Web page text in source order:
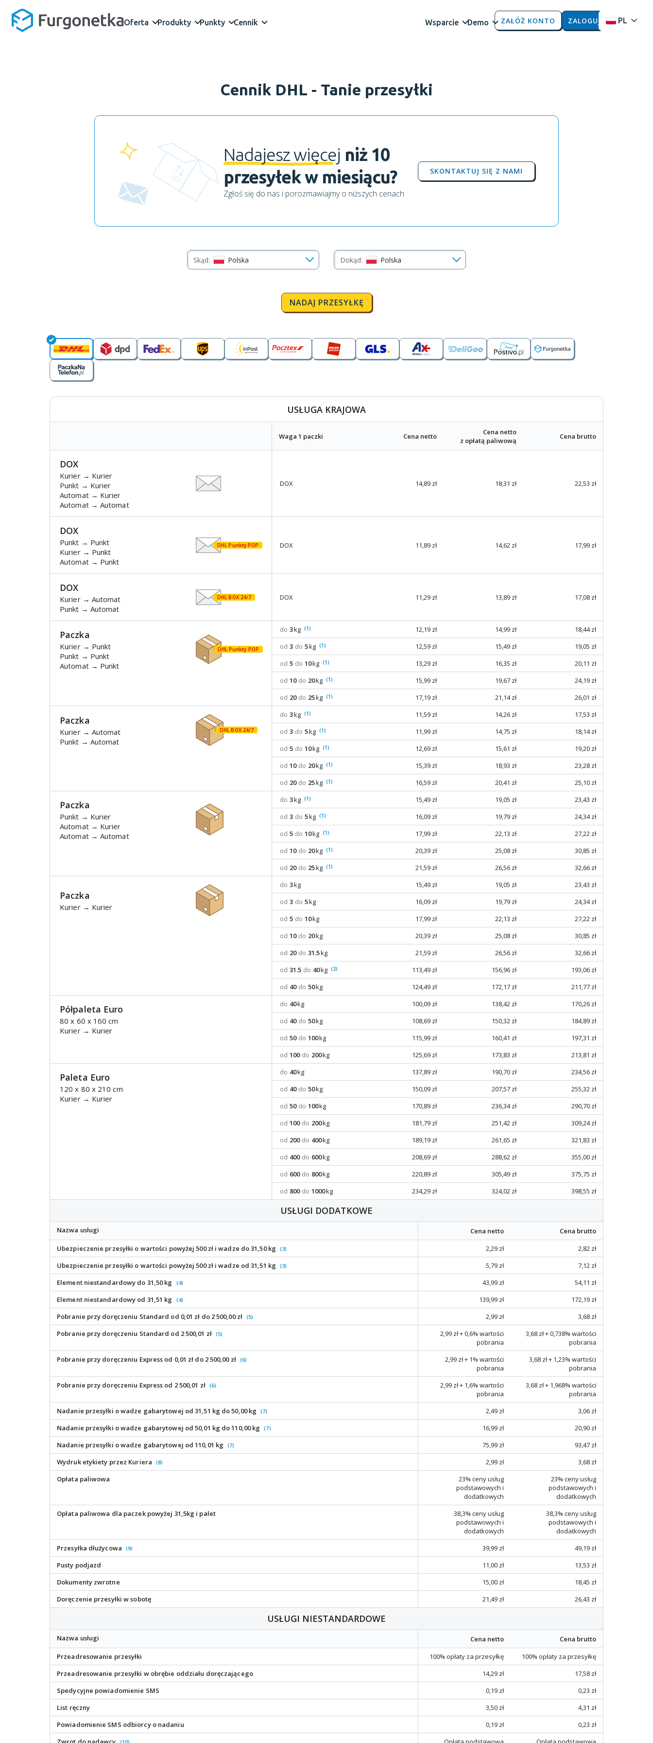
Oferta Produkty Punkty Cennik Wsparcie Demo ZAŁÓŻ KONTO ZALOGUJ PL
Cennik DHL - Tanie przesyłki
Nadajesz więcej niż 10
przesyłek w miesiącu?
Zgłoś się do nas i porozmawiajmy o niższych cenach
SKONTAKTUJ SIĘ Z NAMI
Skąd: Polska Dokąd: Polska
NADAJ PRZESYŁKĘ
USŁUGA KRAJOWA
Waga 1 paczki Cena netto
Cena netto
z opłatą paliwową
Cena brutto
DOX
Kurier → Kurier
Punkt → Kurier
Automat → Kurier
Automat → Automat
DOX 14,89 zł 18,31 zł 22,53 zł
DOX
Punkt → Punkt
Kurier → Punkt
Automat → Punkt
DOX 11,89 zł 14,62 zł 17,99 zł
DOX
Kurier → Automat
Punkt → Automat
DOX 11,29 zł 13,89 zł 17,08 zł
Paczka
Kurier → Punkt
Punkt → Punkt
Automat → Punkt
do 3kg (1) 12,19 zł 14,99 zł
18,44 zł
od 3 do 5kg (1) 12,59 zł 15,49 zł
19,05 zł
od 5 do 10kg (1) 13,29 zł 16,35 zł
20,11 zł
od 10 do 20kg (1) 15,99 zł 19,67 zł
24,19 zł
od 20 do 25kg (1) 17,19 zł 21,14 zł 26,01 zł
Paczka
Punkt → Kurier
Automat → Kurier
Automat → Automat
do 3kg (1) 15,49 zł 19,05 zł
23,43 zł
od 3 do 5kg (1) 16,09 zł 19,79 zł
24,34 zł
od 5 do 10kg (1) 17,99 zł 22,13 zł
27,22 zł
od 10 do 20kg (1) 20,39 zł 25,08 zł
30,85 zł
od 20 do 25kg (1) 21,59 zł 26,56 zł 32,66 zł
Paczka
Kurier → Kurier
do 3kg 15,49 zł 19,05 zł
23,43 zł
od 3 do 5kg 16,09 zł 19,79 zł
24,34 zł
od 5 do 10kg 17,99 zł 22,13 zł
27,22 zł
od 10 do 20kg 20,39 zł 25,08 zł
30,85 zł
od 20 do 31.5kg 21,59 zł 26,56 zł
32,66 zł
od 31.5 do 40kg (2) 113,49 zł 156,96 zł
193,06 zł
od 40 do 50kg 124,49 zł 172,17 zł 211,77 zł
Paczka
Kurier → Automat
Punkt → Automat
do 3kg (1) 11,59 zł 14,26 zł
17,53 zł
od 3 do 5kg (1) 11,99 zł 14,75 zł
18,14 zł
od 5 do 10kg (1) 12,69 zł 15,61 zł
19,20 zł
od 10 do 20kg (1) 15,39 zł 18,93 zł
23,28 zł
od 20 do 25kg (1) 16,59 zł 20,41 zł 25,10 zł
Półpaleta Euro
80 x 60 x 160 cm
Kurier → Kurier
do 40kg 100,09 zł 138,42 zł
170,26 zł
od 40 do 50kg 108,69 zł 150,32 zł
184,89 zł
od 50 do 100kg 115,99 zł 160,41 zł
197,31 zł
od 100 do 200kg 125,69 zł 173,83 zł 213,81 zł
Paleta Euro
120 x 80 x 210 cm
Kurier → Kurier
do 40kg 137,89 zł 190,70 zł
234,56 zł
od 40 do 50kg 150,09 zł 207,57 zł
255,32 zł
od 50 do 100kg 170,89 zł 236,34 zł
290,70 zł
od 100 do 200kg 181,79 zł 251,42 zł
309,24 zł
od 200 do 400kg 189,19 zł 261,65 zł
321,83 zł
od 400 do 600kg 208,69 zł 288,62 zł
355,00 zł
od 600 do 800kg 220,89 zł 305,49 zł
375,75 zł
od 800 do 1000kg 234,29 zł 324,02 zł 398,55 zł
USŁUGI DODATKOWE
Nazwa usługi Cena netto Cena brutto
Ubezpieczenie przesyłki o wartości powyżej 500 zł i wadze do 31,50 kg (3) 2,29 zł
2,82 zł
Ubezpieczenie przesyłki o wartości powyżej 500 zł i wadze od 31,51 kg
(3) 5,79 zł
7,12 zł
Element niestandardowy do 31,50 kg
(4) 43,99 zł
54,11 zł
Element niestandardowy od 31,51 kg
(4) 139,99 zł
172,19 zł
Pobranie przy doręczeniu Standard od 0,01 zł do 2 500,00 zł (5) 2,99 zł
3,68 zł
Pobranie przy doręczeniu Standard od 2 500,01 zł (5)
2,99 zł + 0,6% wartości
pobrania
3,68 zł + 0,738% wartości
pobrania
Pobranie przy doręczeniu Express od 0,01 zł do 2 500,00 zł (6)
2,99 zł + 1% wartości
pobrania
3,68 zł + 1,23% wartości
pobrania
Pobranie przy doręczeniu Express od 2 500,01 zł (6)
2,99 zł + 1,6% wartości
pobrania
3,68 zł + 1,968% wartości
pobrania
Nadanie przesyłki o wadze gabarytowej od 31,51 kg do 50,00 kg
(7) 2,49 zł
3,06 zł
Nadanie przesyłki o wadze gabarytowej od 50,01 kg do 110,00 kg
(7) 16,99 zł
20,90 zł
Nadanie przesyłki o wadze gabarytowej od 110,01 kg
(7) 75,99 zł
93,47 zł
Wydruk etykiety przez Kuriera (8) 2,99 zł
3,68 zł
Opłata paliwowa
23% ceny usług
podstawowych i
dodatkowych
23% ceny usług
podstawowych i
dodatkowych
Opłata paliwowa dla paczek powyżej 31,5kg i palet
38,3% ceny usług
podstawowych i
dodatkowych
38,3% ceny usług
podstawowych i
dodatkowych
Przesyłka dłużycowa (9) 39,99 zł
49,19 zł
Pusty podjazd
11,00 zł
13,53 zł
Dokumenty zwrotne
15,00 zł
18,45 zł
Doręczenie przesyłki w sobotę
21,49 zł 26,43 zł
USŁUGI NIESTANDARDOWE
Nazwa usługi Cena netto Cena brutto
Przeadresowanie przesyłki 100% opłaty za przesyłkę
100% opłaty za przesyłkę
Przeadresowanie przesyłki w obrębie oddziału doręczającego
14,29 zł
17,58 zł
Spedycyjne powiadomienie SMS
0,19 zł
0,23 zł
List ręczny
3,50 zł
4,31 zł
Powiadomienie SMS odbiorcy o nadaniu
0,19 zł
0,23 zł